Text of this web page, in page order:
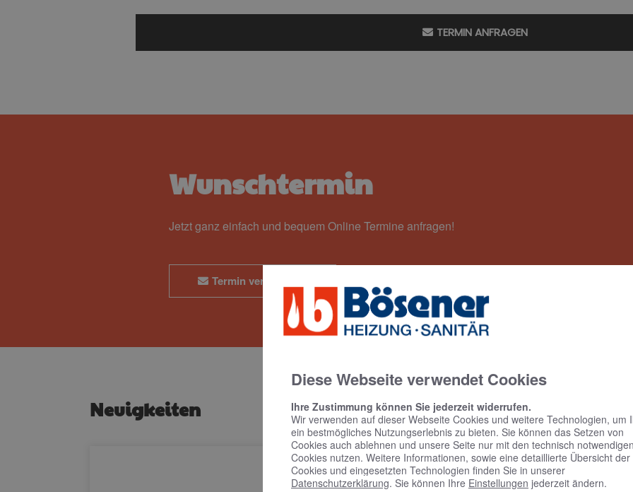
TERMIN ANFRAGEN
Wunschtermin
Jetzt ganz einfach und bequem Online Termine anfragen!
Termin vereinbaren
Neuigkeiten
Diese Webseite verwendet Cookies
Ihre Zustimmung können Sie jederzeit widerrufen.
Wir verwenden auf dieser Webseite Cookies und weitere Technologien, um
ein bestmögliches Nutzungserlebnis zu bieten. Sie können das Setzen von
Cookies auch ablehnen und unsere Seite nur mit den technisch notwendigen
Cookies nutzen. Weitere Informationen, sowie eine detaillierte Übersicht der
Cookies und eingesetzten Technologien finden Sie in unserer
Datenschutzerklärung. Sie können Ihre Einstellungen jederzeit ändern.